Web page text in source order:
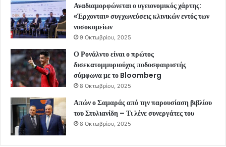
Αναδιαμορφώνεται ο υγειονομικός χάρτης:
«Έρχονται» συγχωνεύσεις κλινικών εντός των
νοσοκομείων
9 Οκτωβρίου, 2025
Ο Ρονάλντο είναι ο πρώτος
δισεκατομμυριούχος ποδοσφαιριστής
σύμφωνα με το Bloomberg
8 Οκτωβρίου, 2025
Απών ο Σαμαράς από την παρουσίαση βιβλίου
του Στυλιανίδη – Τι λένε συνεργάτες του
8 Οκτωβρίου, 2025